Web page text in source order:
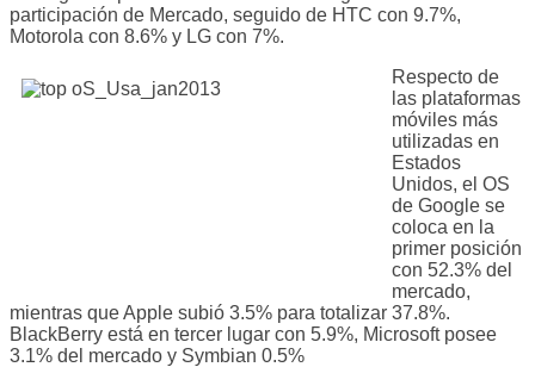
participación de Mercado, seguido de HTC con 9.7%,
Motorola con 8.6% y LG con 7%.
Respecto de
las plataformas
móviles más
utilizadas en
Estados
Unidos, el OS
de Google se
coloca en la
primer posición
con 52.3% del
mercado,
mientras que Apple subió 3.5% para totalizar 37.8%.
BlackBerry está en tercer lugar con 5.9%, Microsoft posee
3.1% del mercado y Symbian 0.5%